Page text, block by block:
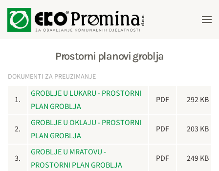
Skip to main content
Prostorni planovi groblja
DOKUMENTI ZA PREUZIMANJE
1.
GROBLJE U LUKARU - PROSTORNI
PLAN GROBLJA
PDF 292 KB
2.
GROBLJE U OKLAJU - PROSTORNI
PLAN GROBLJA
PDF 203 KB
3.
GROBLJE U MRATOVU -
PROSTORNI PLAN GROBLJA
PDF 249 KB